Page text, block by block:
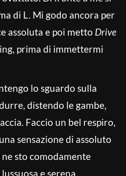
di L. Mi godo ancora per
assoluta e poi metto Drive
prima di immettermi
lo sguardo sulla
distendo le gambe,
Faccio un bel respiro,
sensazione di assoluto
sto comodamente
e serena